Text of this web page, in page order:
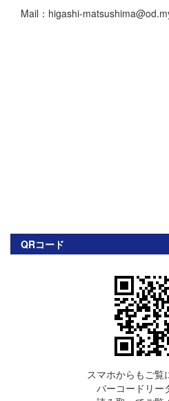
Mail：higashi-
QRコード
スマホからもご覧
バーコードリー